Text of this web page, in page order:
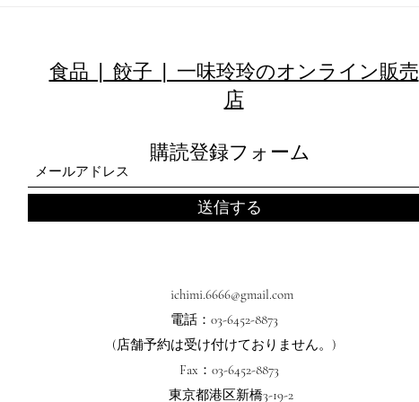
食品 | 餃子 | 一味玲玲のオンライン販売
店
購読登録フォーム
送信する
ichimi.6666@gmail.com
電話：03-6452-8873
(店舗予約は受け付けておりません。 )
Fax：03-6452-8873
東京都港区新橋3-19-2